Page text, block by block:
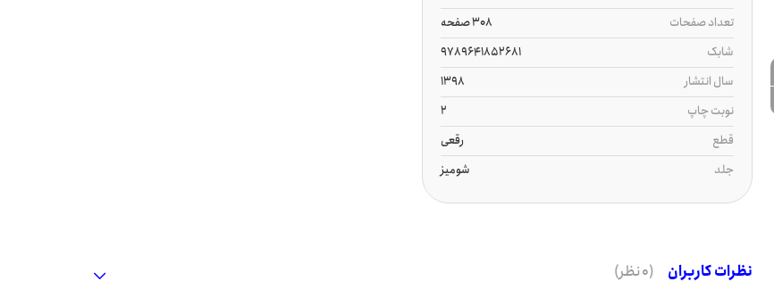
تعداد صفحات
308 صفحه
شابک
9789641852681
سال انتشار
1398
نوبت چاپ
2
قطع
رقعی
جلد
شومیز
نظرات کاربران (0 نظر)